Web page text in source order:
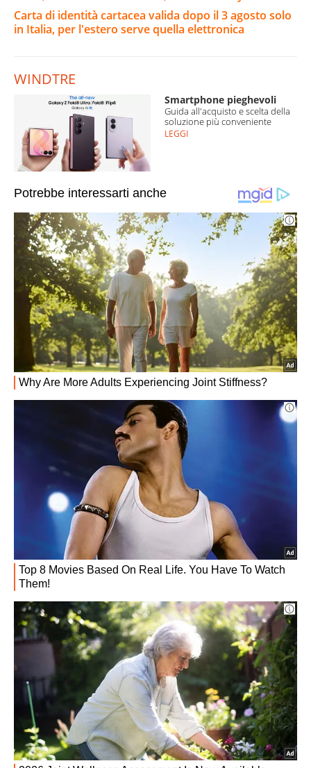
Carta di identità cartacea valida dopo il 3 agosto solo
in Italia, per l'estero serve quella elettronica
WINDTRE
Smartphone pieghevoli
Guida all'acquisto e scelta della
soluzione più conveniente
LEGGI